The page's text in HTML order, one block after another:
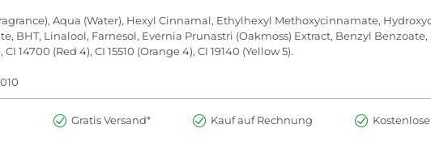
Aqua (Water), Hexyl Cinnamal, Ethylhexyl Methoxycinnamate,
BHT, Linalool, Farnesol, Evernia Prunastri (Oakmoss) Extract, Benzyl
14700 (Red 4), CI 15510 (Orange 4), CI 19140 (Yellow 5).
Gratis Versand* Kauf auf Rechnung